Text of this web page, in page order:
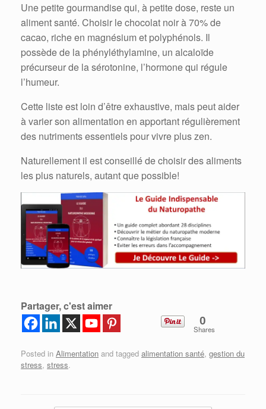
Une petite gourmandise qui, à petite dose, reste un
aliment santé. Choisir le chocolat noir à 70% de
cacao, riche en magnésium et polyphénols. Il
possède de la phényléthylamine, un alcaloïde
précurseur de la sérotonine, l’hormone qui régule
l’humeur.
Cette liste est loin d’être exhaustive, mais peut aider
à varier son alimentation en apportant régulièrement
des nutriments essentiels pour vivre plus zen.
Naturellement il est conseillé de choisir des aliments
les plus naturels, autant que possible!
Partager, c'est aimer
0
Shares
Posted in Alimentation and tagged alimentation santé, gestion du
stress, stress.